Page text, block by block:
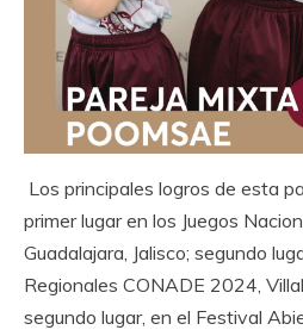
Los principales logros de esta
primer lugar en los Juegos
Guadalajara, Jalisco; segundo
Regionales CONADE 2024,
segundo lugar, en el Festival